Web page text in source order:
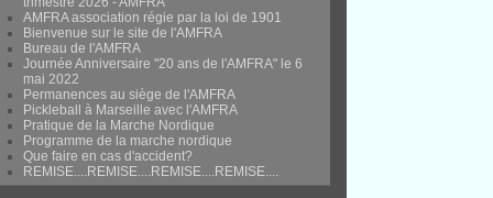
AMFRA association régie par la loi de 1901
Bienvenue sur le site de l'AMFRA
Bureau de l'AMFRA
Journée Anniversaire "20 ans de l'AMFRA" le 6
mai 2022
Permanences au siège de l'AMFRA
Pickleball à Marseille avec l'AMFRA
Pratique de la Marche Nordique
Programme de la marche nordique
Que faire en cas d'accident?
REMISE....REMISE....REMISE....REMISE....